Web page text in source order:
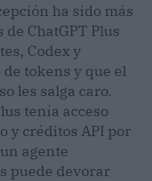
ha sido más
ChatGPT Plus
Codex y
de tokens y que el
les salga caro.
tenía acceso
y créditos API por
agente
puede devorar